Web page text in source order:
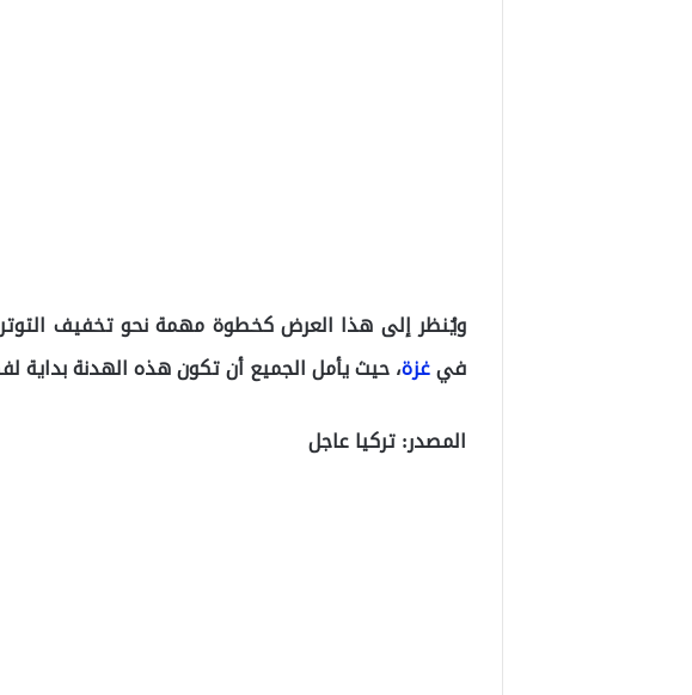
ويُنظر إلى هذا العرض كخطوة مهمة نحو تخفيف التوتر
فيغزة، حيث يأمل الجميع أن تكون هذه الهدنة بداية
المصدر: تركيا عاجل